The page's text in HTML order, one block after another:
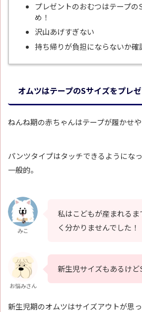
プレゼントのおむつはテープ
め！
沢山あげすぎない
持ち帰りが負担にならないか確
オムツはテープのSサイズをプレ
ねんね期の赤ちゃんはテープが履かせや
パンツタイプはタッチできるようにな
一般的。
みこ
私はこどもが産まれるま
く分かりませんでした！
お悩みさん
新生児サイズもあるけど
新生児期のオムツはサイズアウトが思